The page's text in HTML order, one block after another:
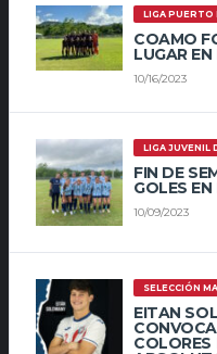
LIGA PUERTO
COAMO
LUGAR
10/16/2023
LIGA JUVENIL
FIN DE
GOLES
10/09/2023
SELECCIÓN
EITAN
COLORES